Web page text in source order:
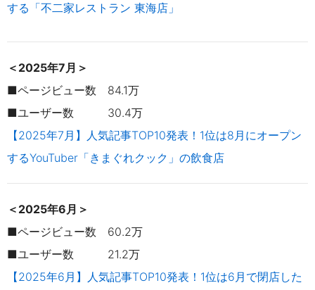
する「不二家レストラン 東海店」
＜2025年7月＞
■ページビュー数 84.1万
■ユーザー数 30.4万
【2025年7月】人気記事TOP10発表！1位は8月にオープン
するYouTuber「きまぐれクック」の飲食店
＜2025年6月＞
■ページビュー数 60.2万
■ユーザー数 21.2万
【2025年6月】人気記事TOP10発表！1位は6月で閉店した